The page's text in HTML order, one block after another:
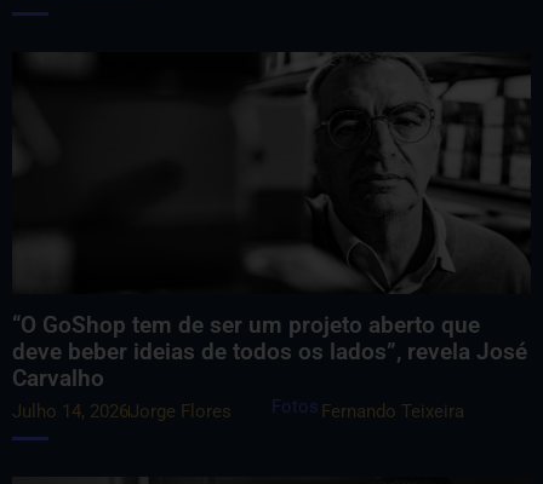
“O GoShop tem de ser um projeto aberto que
deve beber ideias de todos os lados”, revela José
Carvalho
Julho 14, 2026Jorge Flores Fotos Fernando Teixeira